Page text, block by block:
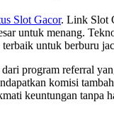
Slot Gacor. Link Slot
untuk menang.
untuk berburu
program referral
komisi
keuntungan